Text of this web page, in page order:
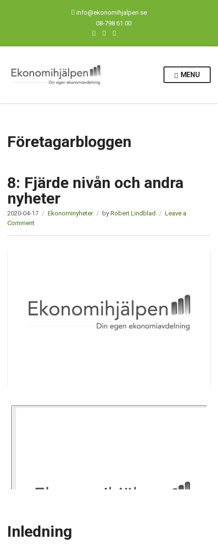
info@ekonomihjalpen.se
08-798 61 00
MENU
Företagarbloggen
8: Fjärde nivån och andra
nyheter
2020-04-17 Ekonominyheter by Robert Lindblad
Leave a
Comment
Inledning